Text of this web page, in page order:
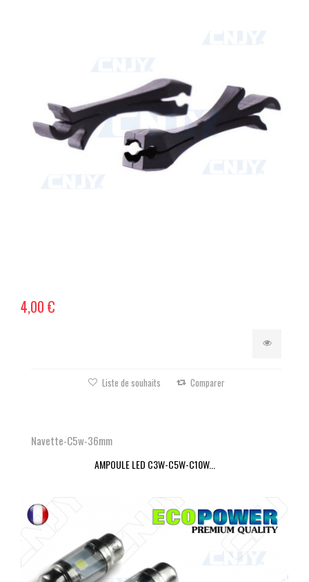
4,00 €
Liste de souhaits Comparer
Navette-C5w-36mm
AMPOULE LED C3W-C5W-C10W...